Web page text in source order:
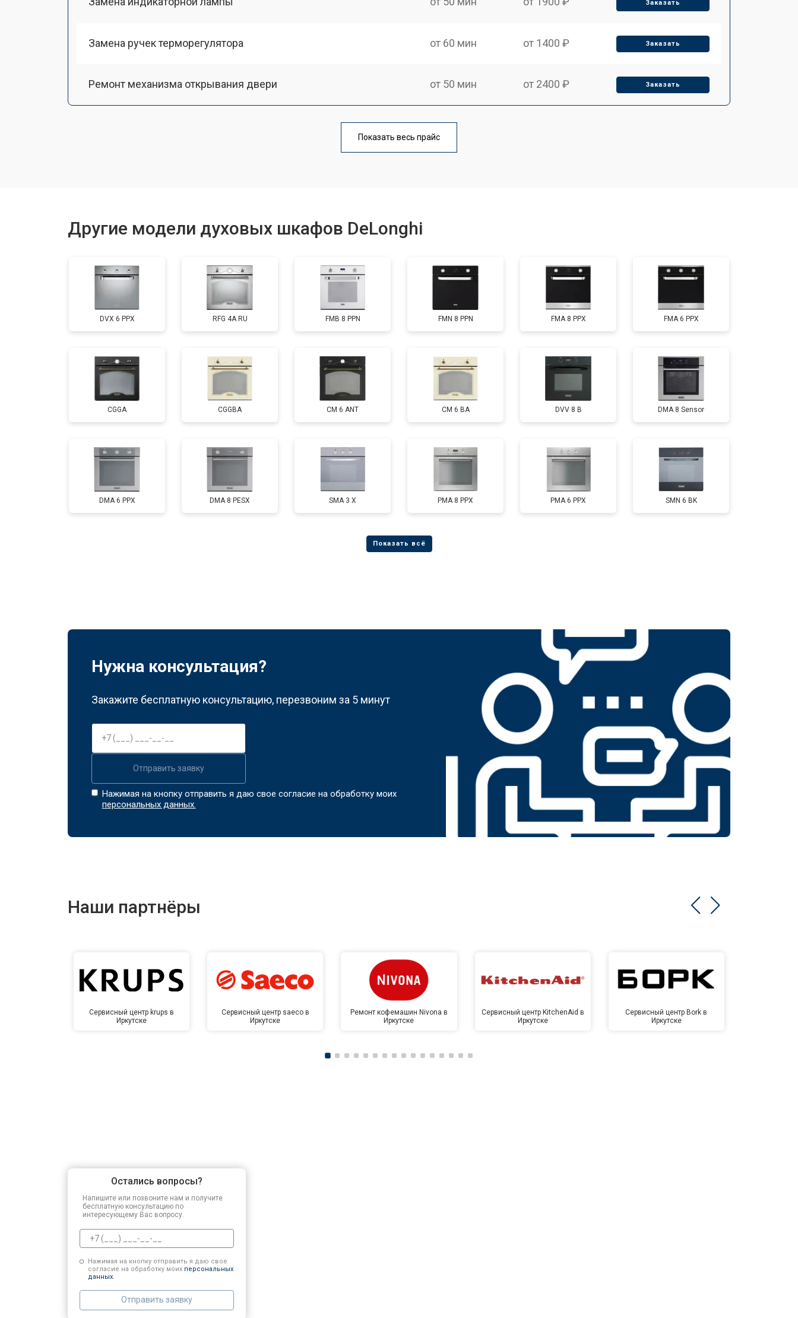
Заказать
Замена ручек терморегулятора от 60 мин от 1400 ₽ Заказать
Ремонт механизма открывания двери от 50 мин от 2400 ₽ Заказать
от 90 мин
Показать весь прайс
Другие модели духовых шкафов DeLonghi
DVX 6 PPX RFG 4A RU FMB 8 PPN FMN 8 PPN FMA 8 PPX FMA 6 PPX
CGGA CGGBA CM 6 ANT CM 6 BA DVV 8 B DMA 8 Sensor
DMA 6 PPX DMA 8 PESX SMA 3 X PMA 8 PPX PMA 6 PPX SMN 6 BK
Нужна консультация?
Закажите бесплатную консультацию, перезвоним за 5 минут
Отправить заявку
Нажимая на кнопку отправить я даю свое согласие на обработку моих
персональных данных.
Наши партнёры
Сервисный центр krups в
Иркутске
Сервисный центр saeco в
Иркутске
Ремонт кофемашин Nivona в
Иркутске
Сервисный центр KitchenAid в
Иркутске
Сервисный центр Bork в
Иркутске
Остались вопросы?
Напишите или позвоните нам и получите
бесплатную консультацию по
интересующему Вас вопросу.
Нажимая на кнопку отправить я даю свое
согласие на обработку моих персональных
данных.
Отправить заявку